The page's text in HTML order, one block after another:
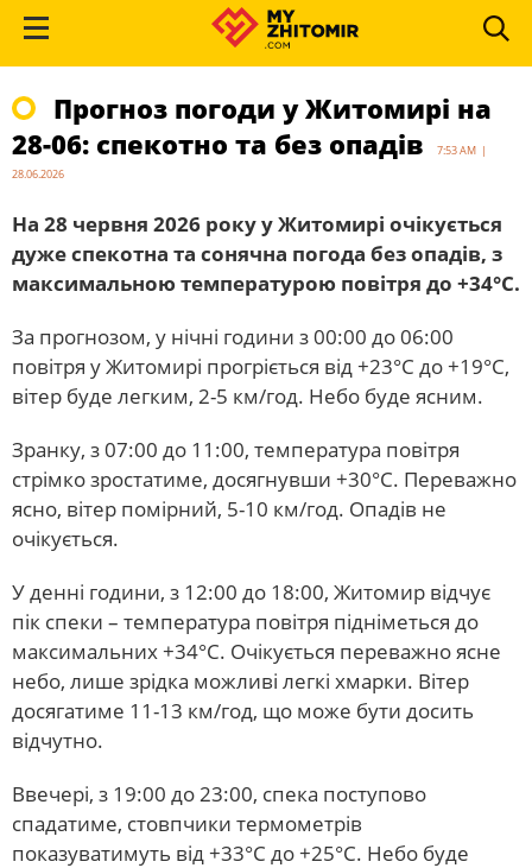
Прогноз погоди у Житомирі на
28-06: спекотно та без опадів
7:53 AM |
28.06.2026
На 28 червня 2026 року у Житомирі очікується
дуже спекотна та сонячна погода без опадів, з
максимальною температурою повітря до +34°С.
За прогнозом, у нічні години з 00:00 до 06:00
повітря у Житомирі прогріється від +23°С до +19°С,
вітер буде легким, 2-5 км/год. Небо буде ясним.
Зранку, з 07:00 до 11:00, температура повітря
стрімко зростатиме, досягнувши +30°С. Переважно
ясно, вітер помірний, 5-10 км/год. Опадів не
очікується.
У денні години, з 12:00 до 18:00, Житомир відчує
пік спеки – температура повітря підніметься до
максимальних +34°С. Очікується переважно ясне
небо, лише зрідка можливі легкі хмарки. Вітер
досягатиме 11-13 км/год, що може бути досить
відчутно.
Ввечері, з 19:00 до 23:00, спека поступово
спадатиме, стовпчики термометрів
показуватимуть від +33°С до +25°С. Небо буде